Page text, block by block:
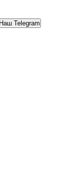
Наш Telegram